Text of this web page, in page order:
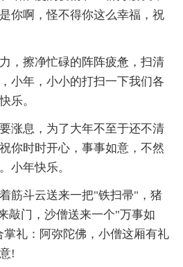
你啊，怪不得你这么幸福，祝
，擦净忙碌的阵阵疲惫，扫清
小年，小小的打扫一下我们各
乐。
涨息，为了大年不至于还不清
你时时开心，事事如意，不然
小年快乐。
筋斗云送来一把"铁扫帚"，猪
敲门，沙僧送来一个"万事如
礼：阿弥陀佛，小僧这厢有礼
!